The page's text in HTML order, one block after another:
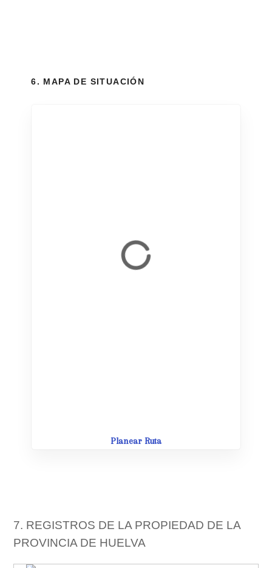
6. MAPA DE SITUACIÓN
Planear Ruta
7. REGISTROS DE LA PROPIEDAD DE LA
PROVINCIA DE HUELVA